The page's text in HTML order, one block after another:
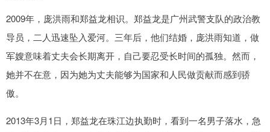
2009年，庞洪雨和郑益龙相识。郑益龙是广州武警支队的政治教
导员，二人迅速坠入爱河。三年后，他们结婚，庞洪雨知道，做
军嫂意味着丈夫会长期离开，自己要忍受长时间的孤独。然而，
她并不在意，因为她为丈夫能够为国家和人民做贡献而感到骄
傲。
2013年3月1日，郑益龙在珠江边执勤时，看到一名男子落水，急